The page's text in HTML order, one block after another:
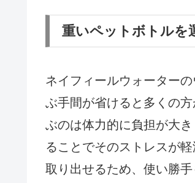
重いペットボトルを
ネイフィールウォーター
ぶ手間が省けると多くの
ぶのは体力的に負担が大
ることでそのストレスが
取り出せるため、使い勝